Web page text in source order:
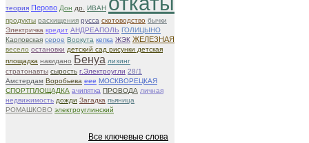
теория Перово Дон др. ИВАН
продукты расхищения русса скотоводство бычки
Электричка кредит АНДРЕАПОЛЬ ГОЛИЦЫНО
Карповская серое Воркута кепка ЖЭК ЖЕЛЕЗНАЯ
весело остановки детский сад рисунки детская
площадка накидано Бенуа лизинг
стратонавты сырость г.Электроугли 28/1
Амстердам Воробьева eee МОСКВОРЕЦКАЯ
СПОРТПЛОЩАДКА ачипятка ПРОВОДА личная
недвижимость дожди Загадка пьяница
РОМАШКОВО электроуглинский
Все ключевые слова